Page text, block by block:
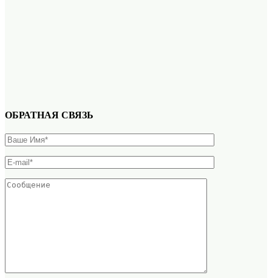
ОБРАТНАЯ СВЯЗЬ